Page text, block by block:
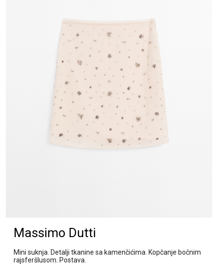
Massimo Dutti
Mini suknja. Detalji tkanine sa kamenčićima. Kopčanje bočnim
rajsferšlusom. Postava.